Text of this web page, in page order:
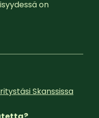
on
Skanssissa